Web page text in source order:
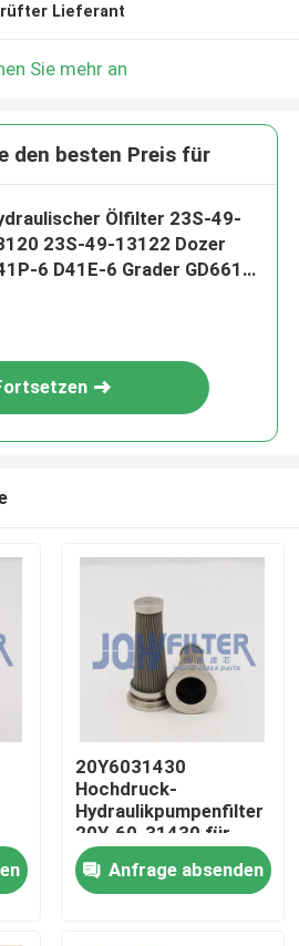
Lieferant
Sie mehr an
den besten Preis für
Ölfilter 23S-49-
23S-49-13122 Dozer
6 D41E-6 Grader GD661A-
20Y6031430
Hochdruck-
Hydraulikpumpenfilter
20Y-60-31430 für
Bagger PC270-7
PC270-8
Anfrage absenden